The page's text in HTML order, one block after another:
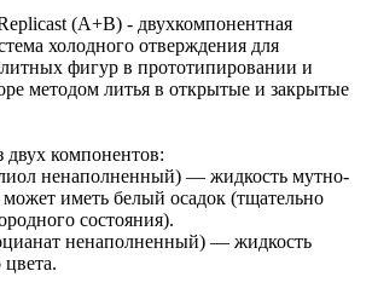
(А+В) - двухкомпонентная
холодного отверждения для
фигур в прототипировании и
методом литья в открытые и закрытые
двух компонентов:
ненаполненный) — жидкость мутно-
может иметь белый осадок (тщательно
состояния).
ненаполненный) — жидкость